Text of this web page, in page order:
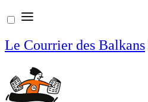
Aller
au
contenu
Le Courrier des Balkans